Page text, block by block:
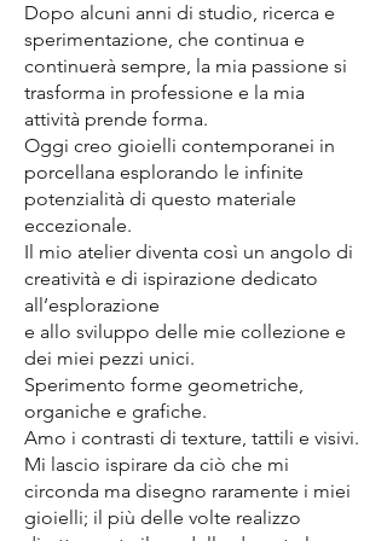
Dopo alcuni anni di studio, ricerca e
sperimentazione, che continua e
continuerà sempre, la mia passione si
trasforma in professione e la mia
attività prende forma.
Oggi creo gioielli contemporanei in
porcellana esplorando le infinite
potenzialità di questo materiale
eccezionale.
Il mio atelier diventa così un angolo di
creatività e di ispirazione dedicato
all’esplorazione
e allo sviluppo delle mie collezione e
dei miei pezzi unici.
Sperimento forme geometriche,
organiche e grafiche.
Amo i contrasti di texture, tattili e visivi.
Mi lascio ispirare da ciò che mi
circonda ma disegno raramente i miei
gioielli; il più delle volte realizzo